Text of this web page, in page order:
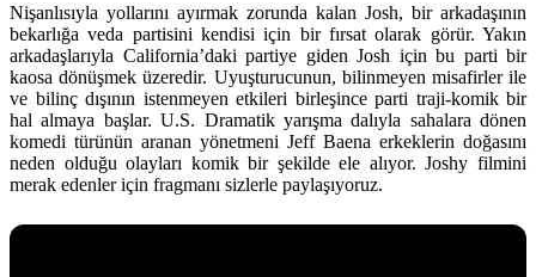
Nişanlısıyla yollarını ayırmak zorunda kalan Josh, bir arkadaşının
bekarlığa veda partisini kendisi için bir fırsat olarak görür. Yakın
arkadaşlarıyla California’daki partiye giden Josh için bu parti bir
kaosa dönüşmek üzeredir. Uyuşturucunun, bilinmeyen misafirler ile
ve bilinç dışının istenmeyen etkileri birleşince parti traji-komik bir
hal almaya başlar. U.S. Dramatik yarışma dalıyla sahalara dönen
komedi türünün aranan yönetmeni Jeff Baena erkeklerin doğasını
neden olduğu olayları komik bir şekilde ele alıyor. Joshy filmini
merak edenler için fragmanı sizlerle paylaşıyoruz.